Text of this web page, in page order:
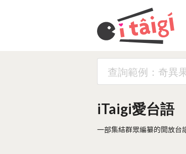
iTaigi愛台語
一部集結群眾編纂的開放台